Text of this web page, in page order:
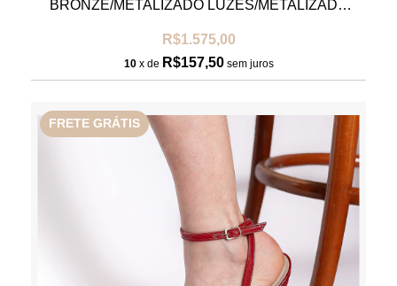
BRONZE/METALIZADO LUZES/METALIZADO
R$1.575,00
10 x de R$157,50 sem juros
FRETE GRÁTIS